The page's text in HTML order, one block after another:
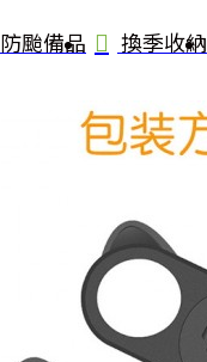
註冊
防颱備品 換季收納